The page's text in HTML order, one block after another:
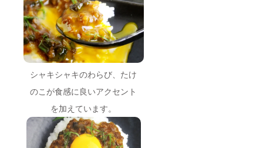
シャキシャキのわらび、たけ
のこが食感に良いアクセント
を加えています。